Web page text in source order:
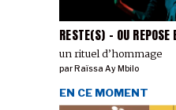
RESTE(S) - OU REPOSE
un rituel d’hommage
par Raïssa Ay Mbilo
EN CE MOMENT